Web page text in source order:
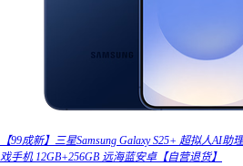
【99成新】三星Samsung Galaxy S25+ 超拟人AI
戏手机 12GB+256GB 远海蓝安卓【自营退货】